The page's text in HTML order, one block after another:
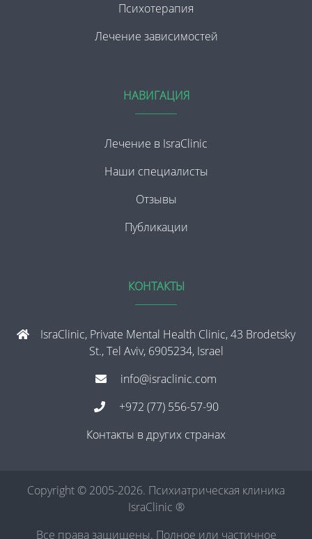
Психотерапия
Лечение зависимостей
НАВИГАЦИЯ
Лечение в IsraClinic
Наши специалисты
Отзывы
Публикации
КОНТАКТЫ
IsraClinic, Private Mental Health Clinic, 43 Brodetsky
St., Tel Aviv, 6905234, Israel
info@israclinic.com
+972 (77) 556-57-90
Контакты в других странах
Copyright © 2005-2026. Психиатрическая клиника
IsraClinic ®
Все права защищены. Полное или частичное